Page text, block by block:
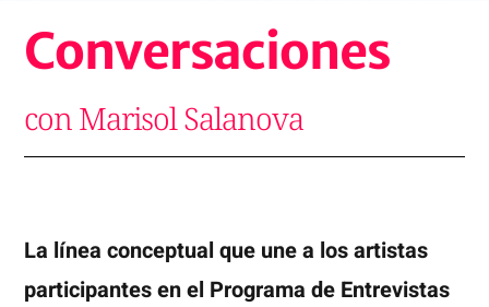
Conversaciones
con Marisol Salanova
La línea conceptual que une a los artistas
participantes en el Programa de Entrevistas